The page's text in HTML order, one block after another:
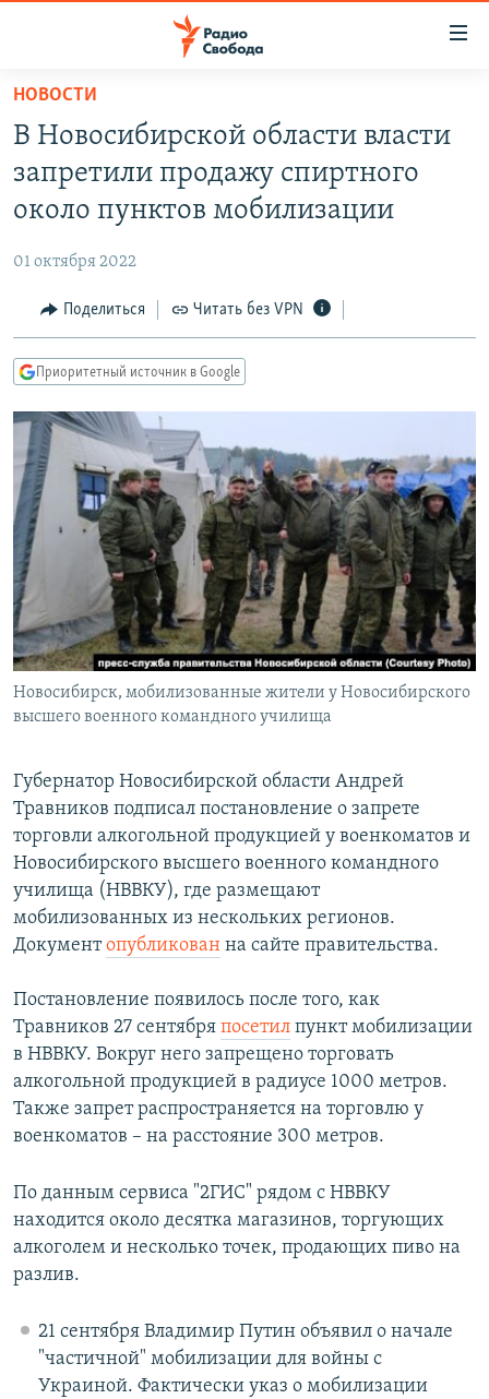
упрощенного
доступа
основному
Вернутся
Вернутся
поиску
АВТОРСКИЕ ПРОЕКТЫ
МНЕНИЯ
КУЛЬТУРА
КАВКАЗ.РЕАЛИИ
СЕВЕР.РЕАЛИИ
СИБИРЬ.РЕАЛИИ
РАСПИСАНИЕ ВЕЩАНИЯ
ПОДПИШИТЕСЬ НА РАССЫЛКУ
СОЦИАЛЬНЫЕ СЕТИ
НОВОСТИ
В Новосибирской области власти
запретили продажу спиртного
около пунктов мобилизации
01 октября 2022
Поделиться Читать без VPN
Приоритетный источник в Google
Новосибирск, мобилизованные жители у Новосибирского
высшего военного командного училища
Губернатор Новосибирской области Андрей
Травников подписал постановление о запрете
торговли алкогольной продукцией у военкоматов и
Новосибирского высшего военного командного
училища (НВВКУ), где размещают
мобилизованных из нескольких регионов.
Документопубликован на сайте правительства.
Постановление появилось после того, как
Травников 27 сентября посетил пункт мобилизации
в НВВКУ. Вокруг него запрещено торговать
алкогольной продукцией в радиусе 1000 метров.
Также запрет распространяется на торговлю у
военкоматов – на расстояние 300 метров.
По данным сервиса "2ГИС" рядом с НВВКУ
находится около десятка магазинов, торгующих
алкоголем и несколько точек, продающих пиво на
разлив.
21 сентября Владимир Путин объявил о начале
"частичной" мобилизации для войны с
Украиной. Фактически указ о мобилизации